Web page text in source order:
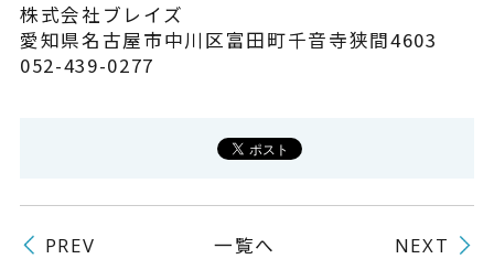
株式会社ブレイズ
愛知県名古屋市中川区富田町千音寺狭間4603
052-439-0277
PREV 一覧へ NEXT